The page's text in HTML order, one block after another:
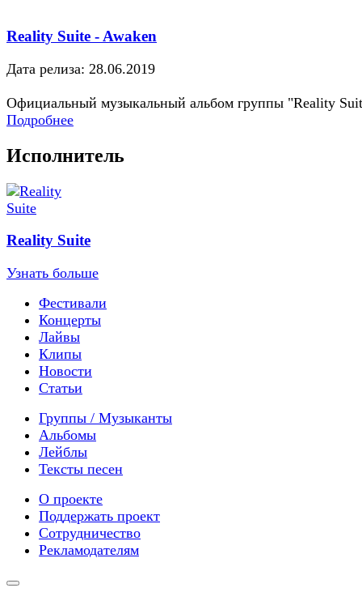
Reality Suite - Awaken
Дата релиза: 28.06.2019
Официальный музыкальный альбом группы "Reality
Подробнее
Исполнитель
Reality Suite
Узнать больше
Фестивали
Концерты
Лайвы
Клипы
Новости
Статьи
Группы / Музыканты
Альбомы
Лейблы
Тексты песен
О проекте
Поддержать проект
Сотрудничество
Рекламодателям